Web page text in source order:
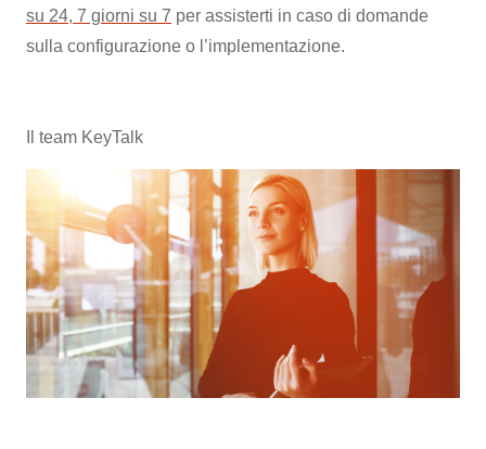
su 24, 7 giorni su 7 per assisterti in caso di domande
sulla configurazione o l’implementazione.
Il team KeyTalk